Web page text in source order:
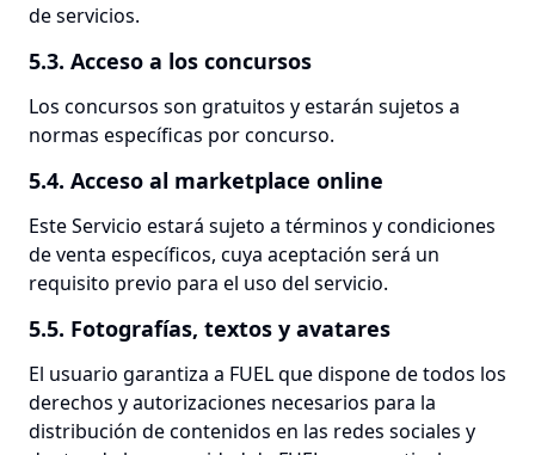
de servicios.
5.3. Acceso a los concursos
Los concursos son gratuitos y estarán sujetos a
normas específicas por concurso.
5.4. Acceso al marketplace online
Este Servicio estará sujeto a términos y condiciones
de venta específicos, cuya aceptación será un
requisito previo para el uso del servicio.
5.5. Fotografías, textos y avatares
El usuario garantiza a FUEL que dispone de todos los
derechos y autorizaciones necesarios para la
distribución de contenidos en las redes sociales y